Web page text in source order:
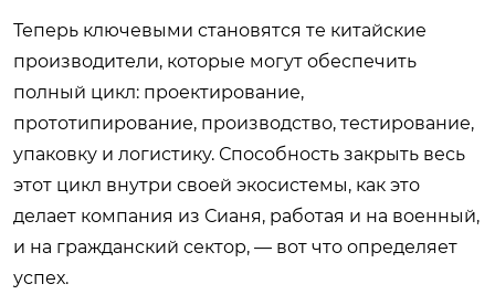
Теперь ключевыми становятся те китайские
производители, которые могут обеспечить
полный цикл: проектирование,
прототипирование, производство, тестирование,
упаковку и логистику. Способность закрыть весь
этот цикл внутри своей экосистемы, как это
делает компания из Сианя, работая и на военный,
и на гражданский сектор, — вот что определяет
успех.